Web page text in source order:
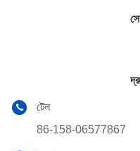
টেল
86-158-06577867